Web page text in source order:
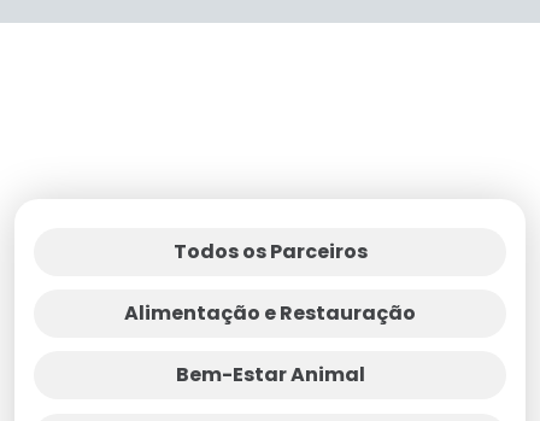
Todos os Parceiros
Alimentação e Restauração
Bem-Estar Animal